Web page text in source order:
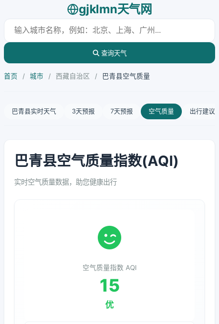
gjklmn天气网
查询天气
首页 / 城市 / 西藏自治区 / 巴青县空气质量
巴青县实时天气 3天预报 7天预报 空气质量 出行建议
巴青县空气质量指数(AQI)
实时空气质量数据，助您健康出行
空气质量指数 AQI
15
优